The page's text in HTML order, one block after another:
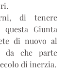
di tenere
questa Giunta
di nuovo al
da che parte
di inerzia.